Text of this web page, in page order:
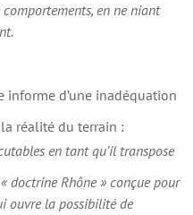
en ne niant
informe d’une inadéquation
réalité du terrain :
en tant qu’il transpose
doctrine Rhône » conçue pour
ouvre la possibilité de